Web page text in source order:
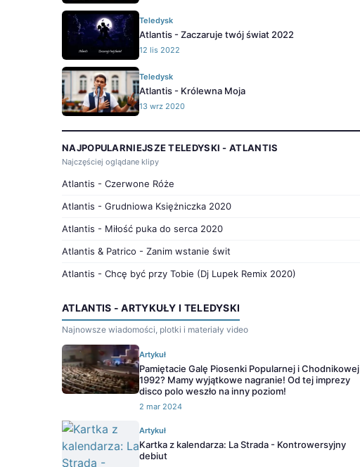
Teledysk
Atlantis - Zaczaruje twój świat 2022
12 lis 2022
Teledysk
Atlantis - Królewna Moja
13 wrz 2020
NAJPOPULARNIEJSZE TELEDYSKI - ATLANTIS
Najczęściej oglądane klipy
Atlantis - Czerwone Róże
Atlantis - Grudniowa Księżniczka 2020
Atlantis - Miłość puka do serca 2020
Atlantis & Patrico - Zanim wstanie świt
Atlantis - Chcę być przy Tobie (Dj Lupek Remix 2020)
ATLANTIS - ARTYKUŁY I TELEDYSKI
Najnowsze wiadomości, plotki i materiały video
Artykuł
Pamiętacie Galę Piosenki Popularnej i Chodnikowej
1992? Mamy wyjątkowe nagranie! Od tej imprezy
disco polo weszło na inny poziom!
2 mar 2024
Artykuł
Kartka z kalendarza: La Strada - Kontrowersyjny
debiut